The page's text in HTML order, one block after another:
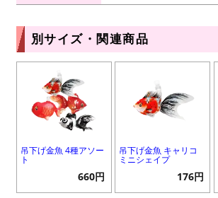
別サイズ・関連商品
吊下げ金魚 4種アソー
ト
660円
吊下げ金魚 キャリコ
ミニシェイプ
176円